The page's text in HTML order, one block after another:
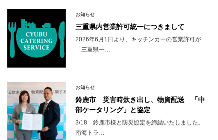
お知らせ
三重県内営業許可統一につきまして
2026年6月1日より、キッチンカーの営業許可が
「三重県一…
お知らせ
鈴鹿市 災害時炊き出し、物資配送 「中
部ケータリング」と協定
3/18 鈴鹿市様と防災協定を締結いたしました。
南海トラ…